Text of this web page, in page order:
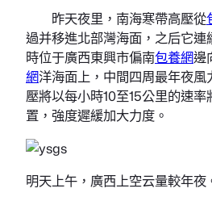
昨天夜里，南海寒帶高壓從
過并移進北部灣海面，之后它連
時位于廣西東興市偏南包養網邊
網洋海面上，中間四周最年夜
壓將以每小時10至15公里的速
置，強度遲緩加大力度。
明天上午，廣西上空云量較年夜